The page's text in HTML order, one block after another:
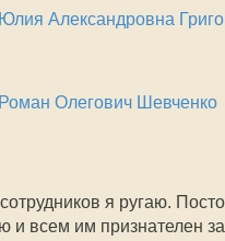
Юлия Александровна
Роман Олегович Шевченко
я ругаю.
и всем им признателен